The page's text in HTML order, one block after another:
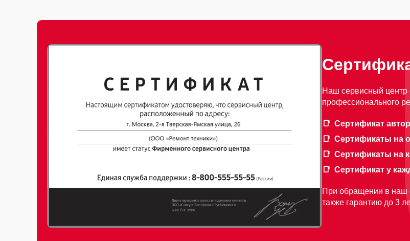
Наш сервисный центр
профессионального
Сертификат
Сертификаты на
Сертификаты на
Сертификат у
При обращении в наш
также гарантию до 3